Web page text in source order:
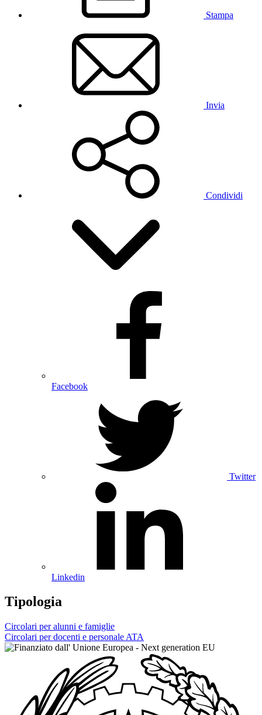
Stampa
Invia
Condividi
Facebook
Twitter
Linkedin
Tipologia
Circolari per alunni e famiglie
Circolari per docenti e personale ATA